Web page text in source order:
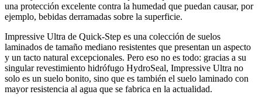
una protección excelente contra la humedad que puedan causar, por
ejemplo, bebidas derramadas sobre la superficie.
Impressive Ultra de Quick-Step es una colección de suelos
laminados de tamaño mediano resistentes que presentan un aspecto
y un tacto natural excepcionales. Pero eso no es todo: gracias a su
singular revestimiento hidrófugo HydroSeal, Impressive Ultra no
solo es un suelo bonito, sino que es también el suelo laminado con
mayor resistencia al agua que se fabrica en la actualidad.